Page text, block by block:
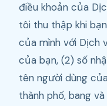
điều khoản của
tôi thu thập khi
của mình với Dịch
của bạn, (2) số
tên người dùng
thành phố, bang